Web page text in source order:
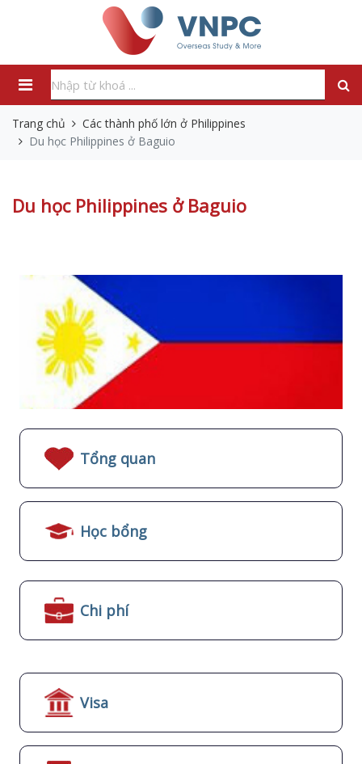
Trang chủ
Các thành phố lớn ở Philippines
Du học Philippines ở Baguio
Du học Philippines ở Baguio
Tổng quan
Học bổng
Chi phí
Visa